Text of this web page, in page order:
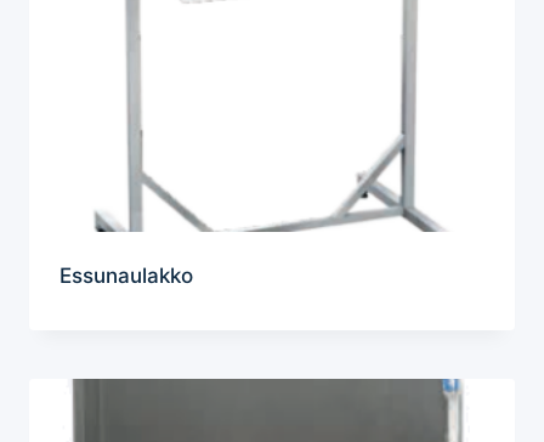
Essunaulakko